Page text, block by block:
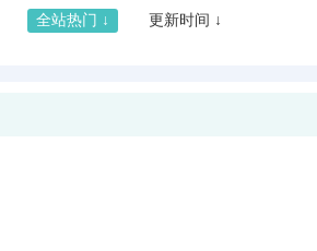
全站热门 ↓ 更新时间 ↓